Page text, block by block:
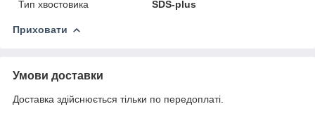
Тип хвостовика
SDS-plus
Приховати
Умови доставки
Доставка здійснюється тільки по передоплаті.